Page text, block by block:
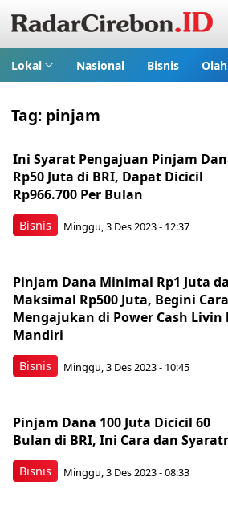
Lokal Nasional Bisnis
Tag: pinjam
Bisnis
Ini Syarat Pengajuan Pinjam
Rp50 Juta di BRI, Dapat Dicicil
Rp966.700 Per Bulan
Minggu, 3 Des 2023 - 12:37
Bisnis
Pinjam Dana Minimal Rp1 Juta
Maksimal Rp500 Juta, Begini Cara
Mengajukan di Power Cash Livin
Mandiri
Minggu, 3 Des 2023 - 10:45
Bisnis
Pinjam Dana 100 Juta Dicicil 60
Bulan di BRI, Ini Cara dan
Minggu, 3 Des 2023 - 08:33